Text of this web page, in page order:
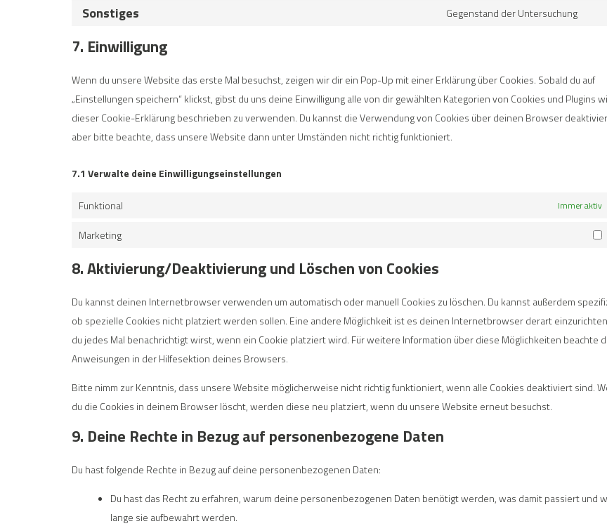
Sonstiges Gegenstand der Untersuchung
7. Einwilligung
Wenn du unsere Website das erste Mal besuchst, zeigen wir dir ein Pop-Up mit einer Erklärung über Cookies. Sobald du auf
„Einstellungen speichern“ klickst, gibst du uns deine Einwilligung alle von dir gewählten Kategorien von Cookies und Plugins
dieser Cookie-Erklärung beschrieben zu verwenden. Du kannst die Verwendung von Cookies über deinen Browser
aber bitte beachte, dass unsere Website dann unter Umständen nicht richtig funktioniert.
7.1 Verwalte deine Einwilligungseinstellungen
Funktional Immer aktiv
Marketing
8. Aktivierung/Deaktivierung und Löschen von Cookies
Du kannst deinen Internetbrowser verwenden um automatisch oder manuell Cookies zu löschen. Du kannst außerdem
ob spezielle Cookies nicht platziert werden sollen. Eine andere Möglichkeit ist es deinen Internetbrowser derart
du jedes Mal benachrichtigt wirst, wenn ein Cookie platziert wird. Für weitere Information über diese Möglichkeiten beachte
Anweisungen in der Hilfesektion deines Browsers.
Bitte nimm zur Kenntnis, dass unsere Website möglicherweise nicht richtig funktioniert, wenn alle Cookies deaktiviert sind.
du die Cookies in deinem Browser löscht, werden diese neu platziert, wenn du unsere Website erneut besuchst.
9. Deine Rechte in Bezug auf personenbezogene Daten
Du hast folgende Rechte in Bezug auf deine personenbezogenen Daten:
Du hast das Recht zu erfahren, warum deine personenbezogenen Daten benötigt werden, was damit passiert und
lange sie aufbewahrt werden.